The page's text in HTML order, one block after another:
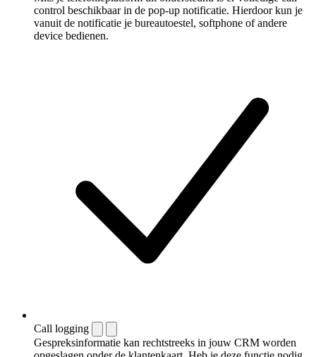
control beschikbaar in de pop-up notificatie. Hierdoor kun je
vanuit de notificatie je bureautoestel, softphone of andere
device bedienen.
Call logging
Gespreksinformatie kan rechtstreeks in jouw CRM worden